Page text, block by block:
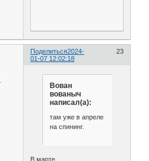
Поделиться 23
2024-
01-07 12:02:18
Вован
вованыч
написал(а):
там уже в апреле
на спининг.
В марте ...